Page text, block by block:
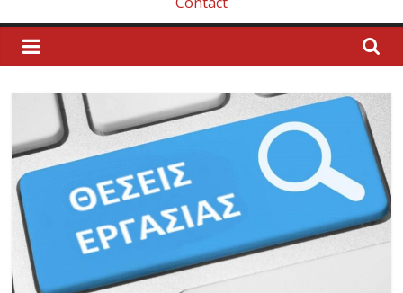
Ακαδημία
Αθηνών
Ανώτατη
Εκκλησιαστική
Ακαδημία
Αθηνών